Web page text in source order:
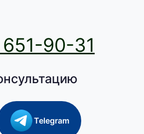
90-31
Telegram